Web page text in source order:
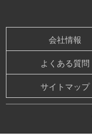
会社情報
よくある質問
サイトマップ